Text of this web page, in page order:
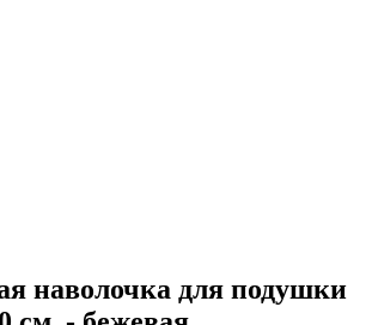
наволочка для подушки